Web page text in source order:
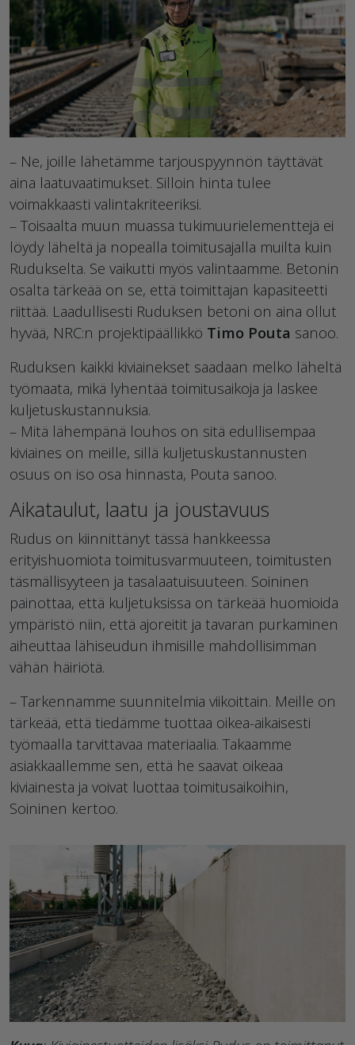
– Ne, joille lähetämme tarjouspyynnön täyttävät
aina laatuvaatimukset. Silloin hinta tulee
voimakkaasti valintakriteeriksi.
– Toisaalta muun muassa tukimuurielementtejä ei
löydy läheltä ja nopealla toimitusajalla muilta kuin
Rudukselta. Se vaikutti myös valintaamme. Betonin
osalta tärkeää on se, että toimittajan kapasiteetti
riittää. Laadullisesti Ruduksen betoni on aina ollut
hyvää, NRC:n projektipäällikkö Timo Pouta sanoo.
Ruduksen kaikki kiviainekset saadaan melko läheltä
työmaata, mikä lyhentää toimitusaikoja ja laskee
kuljetuskustannuksia.
– Mitä lähempänä louhos on sitä edullisempaa
kiviaines on meille, sillä kuljetuskustannusten
osuus on iso osa hinnasta, Pouta sanoo.
Aikataulut, laatu ja joustavuus
Rudus on kiinnittänyt tässä hankkeessa
erityishuomiota toimitusvarmuuteen, toimitusten
täsmällisyyteen ja tasalaatuisuuteen. Soininen
painottaa, että kuljetuksissa on tärkeää huomioida
ympäristö niin, että ajoreitit ja tavaran purkaminen
aiheuttaa lähiseudun ihmisille mahdollisimman
vähän häiriötä.
– Tarkennamme suunnitelmia viikoittain. Meille on
tärkeää, että tiedämme tuottaa oikea-aikaisesti
työmaalla tarvittavaa materiaalia. Takaamme
asiakkaallemme sen, että he saavat oikeaa
kiviainesta ja voivat luottaa toimitusaikoihin,
Soininen kertoo.